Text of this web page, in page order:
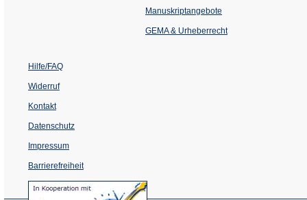
einem
Tab)
Manuskriptangebote
GEMA & Urheberrecht
Hilfe/FAQ
Widerruf
Kontakt
Datenschutz
Impressum
Barrierefreiheit
(Öffnet
in